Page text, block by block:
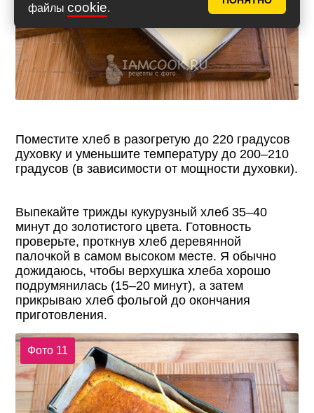
файлы cookie.
Поместите хлеб в разогретую до 220 градусов
духовку и уменьшите температуру до 200–210
градусов (в зависимости от мощности духовки).
Выпекайте трижды кукурузный хлеб 35–40
минут до золотистого цвета. Готовность
проверьте, проткнув хлеб деревянной
палочкой в самом высоком месте. Я обычно
дожидаюсь, чтобы верхушка хлеба хорошо
подрумянилась (15–20 минут), а затем
прикрываю хлеб фольгой до окончания
приготовления.
Фото 11